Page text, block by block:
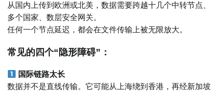
从国内上传到欧洲或北美，数据需要跨越十几个中转节点、
多个国家、数层安全网关。
任何一个节点延迟，都会在文件传输上被无限放大。
常见的四个“隐形障碍”：
国际链路太长
数据并不是直线传输。它可能从上海绕到香港，再经新加坡